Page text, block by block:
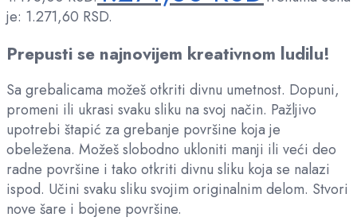
je: 1.271,60 RSD.
Prepusti se najnovijem kreativnom ludilu!
Sa grebalicama možeš otkriti divnu umetnost. Dopuni,
promeni ili ukrasi svaku sliku na svoj način. Pažljivo
upotrebi štapić za grebanje površine koja je
obeležena. Možeš slobodno ukloniti manji ili veći deo
radne površine i tako otkriti divnu sliku koja se nalazi
ispod. Učini svaku sliku svojim originalnim delom. Stvori
nove šare i bojene površine.